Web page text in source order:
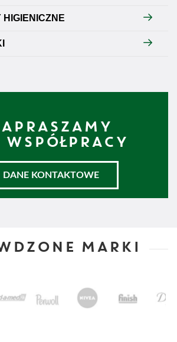
WSPÓŁPRACY
DANE KONTAKTOWE
MARKI